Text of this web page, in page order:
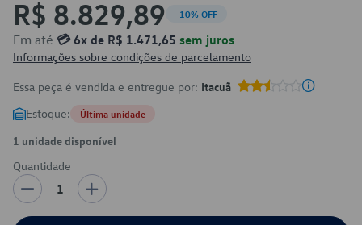
R$ 8.829,89 -10% OFF
Em até 💳 6x de R$ 1.471,65 sem juros
Informações sobre condições de parcelamento
Essa peça é vendida e entregue por: Itacuã
Estoque: Última unidade
1 unidade disponível
Quantidade
1